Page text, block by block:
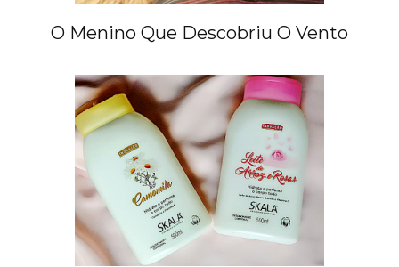
O Menino Que Descobriu O Vento